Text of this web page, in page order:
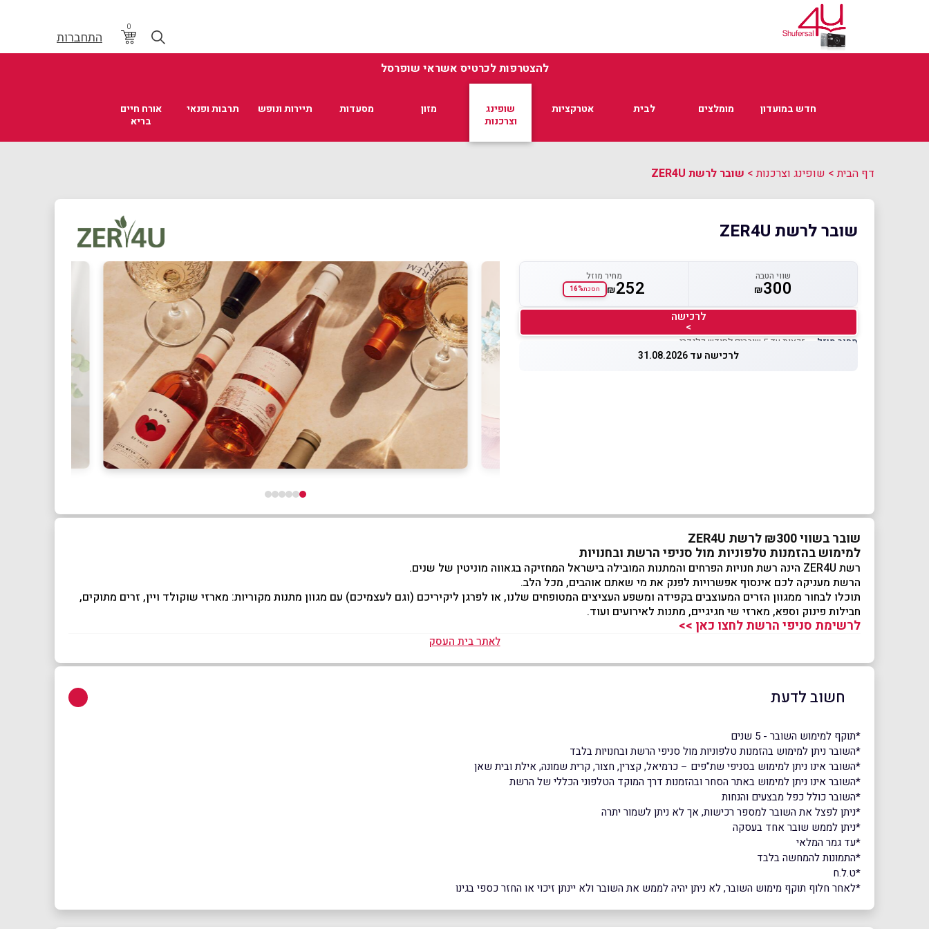
0
התחברות
להצטרפות לכרטיס אשראי שופרסל
חדש במועדון מומלצים לבית אטרקציות
שופינג
וצרכנות
מזון מסעדות תיירות ונופש תרבות ופנאי
אורח חיים
בריא
דף הבית> שופינג וצרכנות> שובר לרשת ZER4U
שובר לרשת ZER4U
שווי הטבה
₪300
מחיר מוזל
₪252 חסכת16%
לרכישה
>
מחיר מוזל — זכאות עד 5 שוברים לחודש קלנדרי
לרכישה עד 31.08.2026
שובר בשווי ₪300 לרשת ZER4U
למימוש בהזמנות טלפוניות מול סניפי הרשת ובחנויות
רשת ZER4U הינה רשת חנויות הפרחים והמתנות המובילה בישראל המחזיקה בגאווה מוניטין של שנים.
הרשת מעניקה לכם אינסוף אפשרויות לפנק את מי שאתם אוהבים, מכל הלב.
תוכלו לבחור ממגוון הזרים המעוצבים בקפידה ומשפע העציצים המטופחים שלנו, או לפרגן ליקיריכם (וגם לעצמיכם) עם מגוון מתנות מקוריות: מארזי שוקולד ויין, זרים מתוקים,
חבילות פינוק וספא, מארזי שי חגיגיים, מתנות לאירועים ועוד.
לרשימת סניפי הרשת לחצו כאן >>
לאתר בית העסק
חשוב לדעת
*תוקף למימוש השובר - 5 שנים
*השובר ניתן למימוש בהזמנות טלפוניות מול סניפי הרשת ובחנויות בלבד
*השובר אינו ניתן למימוש בסניפי שת"פים – כרמיאל, קצרין, חצור, קרית שמונה, אילת ובית שאן
*השובר אינו ניתן למימוש באתר הסחר ובהזמנות דרך המוקד הטלפוני הכללי של הרשת
*השובר כולל כפל מבצעים והנחות
*ניתן לפצל את השובר למספר רכישות, אך לא ניתן לשמור יתרה
*ניתן לממש שובר אחד בעסקה
*עד גמר המלאי
*התמונות להמחשה בלבד
*ט.ל.ח
*לאחר חלוף תוקף מימוש השובר, לא ניתן יהיה לממש את השובר ולא יינתן זיכוי או החזר כספי בגינו